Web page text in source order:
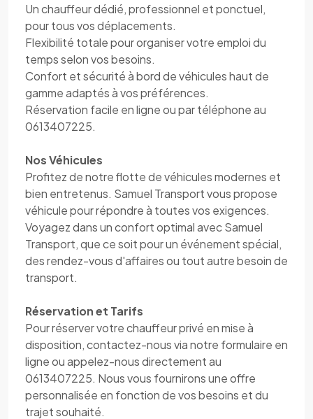
Un chauffeur dédié, professionnel et ponctuel,
pour tous vos déplacements.
Flexibilité totale pour organiser votre emploi du
temps selon vos besoins.
Confort et sécurité à bord de véhicules haut de
gamme adaptés à vos préférences.
Réservation facile en ligne ou par téléphone au
0613407225.
Nos Véhicules
Profitez de notre flotte de véhicules modernes et
bien entretenus. Samuel Transport vous propose
véhicule pour répondre à toutes vos exigences.
Voyagez dans un confort optimal avec Samuel
Transport, que ce soit pour un événement spécial,
des rendez-vous d'affaires ou tout autre besoin de
transport.
Réservation et Tarifs
Pour réserver votre chauffeur privé en mise à
disposition, contactez-nous via notre formulaire en
ligne ou appelez-nous directement au
0613407225. Nous vous fournirons une offre
personnalisée en fonction de vos besoins et du
trajet souhaité.